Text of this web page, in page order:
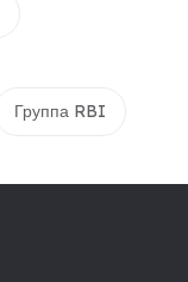
Группа RBI